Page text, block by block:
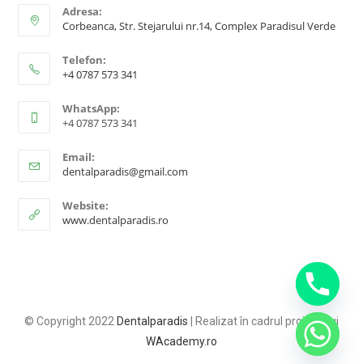
Adresa:
Corbeanca, Str. Stejarului nr.14, Complex Paradisul Verde
Telefon:
+4 0787 573 341
WhatsApp:
+4 0787 573 341
Email:
dentalparadis@gmail.com
Website:
www.dentalparadis.ro
© Copyright 2022 Dentalparadis | Realizat în cadrul proiectului
WAcademy.ro